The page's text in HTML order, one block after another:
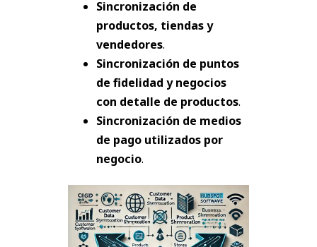
Sincronización de
productos, tiendas y
vendedores.
Sincronización de puntos
de fidelidad y negocios
con detalle de productos.
Sincronización de medios
de pago utilizados por
negocio.